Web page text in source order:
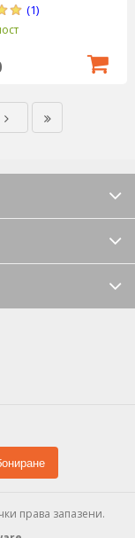
(1)
права запазени.